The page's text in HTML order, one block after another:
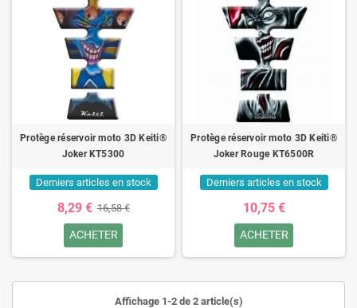
Protège réservoir moto 3D Keiti®
Joker KT5300
Derniers articles en stock
8,29 € 16,58 €
ACHETER
Protège réservoir moto 3D Keiti®
Joker Rouge KT6500R
Derniers articles en stock
10,75 €
ACHETER
Affichage 1-2 de 2 article(s)